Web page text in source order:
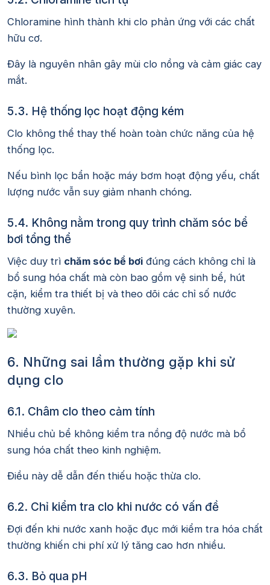
Chloramine hình thành khi clo phản ứng với các chất
hữu cơ.
Đây là nguyên nhân gây mùi clo nồng và cảm giác cay
mắt.
5.3. Hệ thống lọc hoạt động kém
Clo không thể thay thế hoàn toàn chức năng của hệ
thống lọc.
Nếu bình lọc bẩn hoặc máy bơm hoạt động yếu, chất
lượng nước vẫn suy giảm nhanh chóng.
5.4. Không nằm trong quy trình chăm sóc bể
bơi tổng thể
Việc duy trì chăm sóc bể bơi đúng cách không chỉ là
bổ sung hóa chất mà còn bao gồm vệ sinh bể, hút
cặn, kiểm tra thiết bị và theo dõi các chỉ số nước
thường xuyên.
6. Những sai lầm thường gặp khi sử
dụng clo
6.1. Châm clo theo cảm tính
Nhiều chủ bể không kiểm tra nồng độ nước mà bổ
sung hóa chất theo kinh nghiệm.
Điều này dễ dẫn đến thiếu hoặc thừa clo.
6.2. Chỉ kiểm tra clo khi nước có vấn đề
Đợi đến khi nước xanh hoặc đục mới kiểm tra hóa chất
thường khiến chi phí xử lý tăng cao hơn nhiều.
6.3. Bỏ qua pH